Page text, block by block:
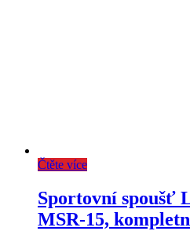
Čtěte více
Sportovní spoušť
MSR-15,